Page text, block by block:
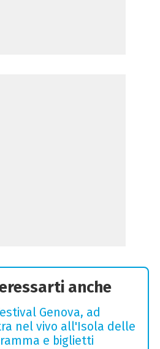
anche
Genova, ad
nel vivo all'Isola delle
e biglietti